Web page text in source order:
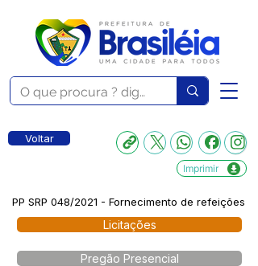
Voltar
Imprimir
PP SRP 048/2021 - Fornecimento de refeições
Licitações
Pregão Presencial